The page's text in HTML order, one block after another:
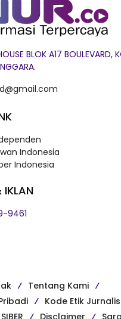
BLOK A17 BOULEVARD,
Indonesia
Indonesia
IKLAN
9461
Tentang Kami
Kode Etik